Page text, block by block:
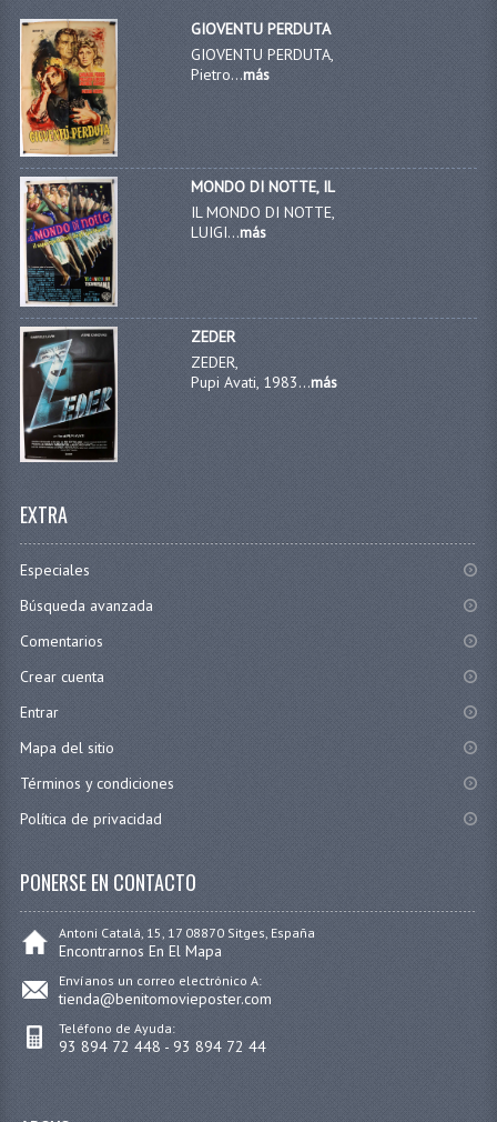
GIOVENTU PERDUTA
GIOVENTU PERDUTA,
Pietro...más
MONDO DI NOTTE, IL
IL MONDO DI NOTTE,
LUIGI...más
ZEDER
ZEDER,
Pupi Avati, 1983...más
EXTRA
Especiales
Búsqueda avanzada
Comentarios
Crear cuenta
Entrar
Mapa del sitio
Términos y condiciones
Política de privacidad
PONERSE EN CONTACTO
Antoni Catalá, 15, 17 08870 Sitges, España
Encontrarnos En El Mapa
Envíanos un correo electrónico A:
tienda@benitomovieposter.com
Teléfono de Ayuda:
93 894 72 448 - 93 894 72 44